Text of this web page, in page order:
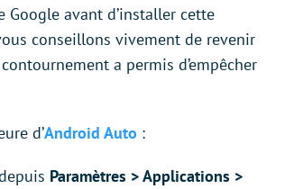
avant d’installer cette
conseillons vivement de revenir
a permis d’empêcher
d’Android Auto :
Paramètres > Applications >